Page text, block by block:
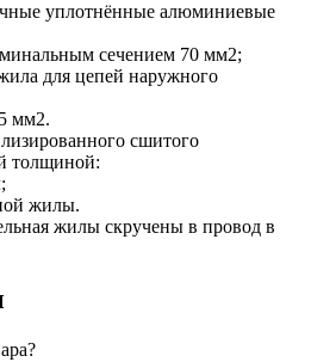
уплотнённые алюминиевые
сечением 70 мм2;
для цепей наружного
мм2.
сшитого
толщиной:
жилы.
жилы скручены в провод в